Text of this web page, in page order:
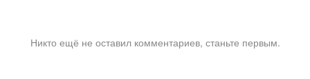
Никто ещё не оставил комментариев, станьте первым.